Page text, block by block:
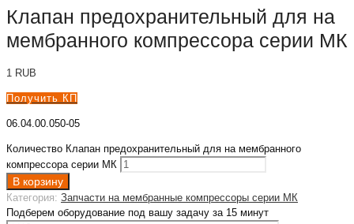
Клапан предохранительный для на
мембранного компрессора серии МК
1 RUB
Получить КП
06.04.00.050-05
Количество Клапан предохранительный для на мембранного
компрессора серии МК
В корзину
Категория: Запчасти на мембранные компрессоры серии МК
Подберем оборудование под вашу задачу за 15 минут